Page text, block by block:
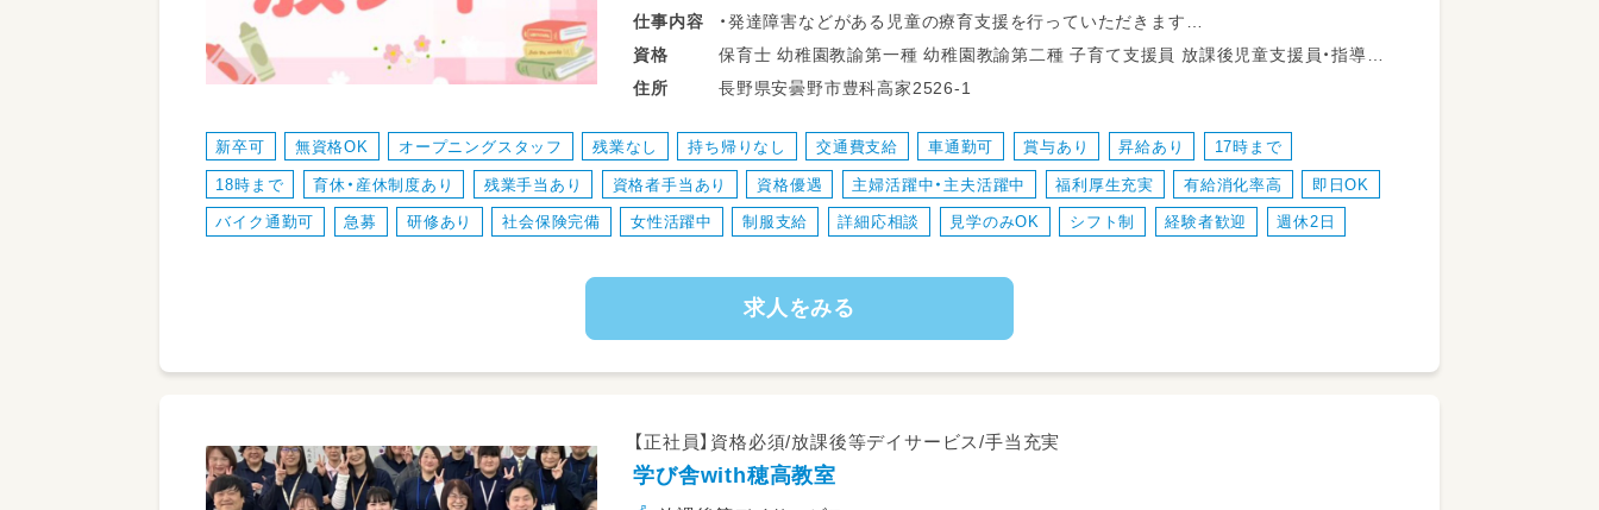
仕事内容
・発達障害などがある児童の療育支援を行っていただきます
・社用車での送迎をしていただきます（例：学校‐教室、教室‐児童の自宅など）
・療育支援では、調理実習・課外活動・工作などがあり、仕事に慣れてきたら活動の内容
・活動に伴う準備など
資格
保育士 幼稚園教諭第一種 幼稚園教諭第二種 子育て支援員 放課後児童支援員・指導員
（学童） 児童発達支援管理責任者 サービス管理責任者 養護教諭免許 高等学校教諭普
理学療法士 心理士 精神保健福祉士 普通自動車運転免許
住所 長野県安曇野市豊科高家2526-1
新卒可 無資格OK オープニングスタッフ 残業なし 持ち帰りなし 交通費支給 車通勤可 賞与あり 昇給あり 17時まで
18時まで 育休・産休制度あり 残業手当あり 資格者手当あり 資格優遇 主婦活躍中・主夫活躍中 福利厚生充実 有給消化率高 即日OK
バイク通勤可 急募 研修あり 社会保険完備 女性活躍中 制服支給 詳細応相談 見学のみOK シフト制 経験者歓迎 週休2日
求人をみる
【正社員】資格必須/放課後等デイサービス/手当充実
学び舎with穂高教室